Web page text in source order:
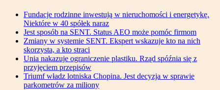
Fundacje rodzinne inwestują w nieruchomości i energetykę.
Niektóre w 40 spółek naraz
Jest sposób na SENT. Status AEO może pomóc firmom
Zmiany w systemie SENT. Ekspert wskazuje kto na nich
skorzysta, a kto straci
Unia nakazuje ograniczenie plastiku. Rząd spóźnia się z
przyjęciem przepisów
Triumf władz lotniska Chopina. Jest decyzja w sprawie
parkometrów za miliony